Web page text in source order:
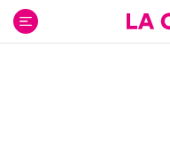
contenido